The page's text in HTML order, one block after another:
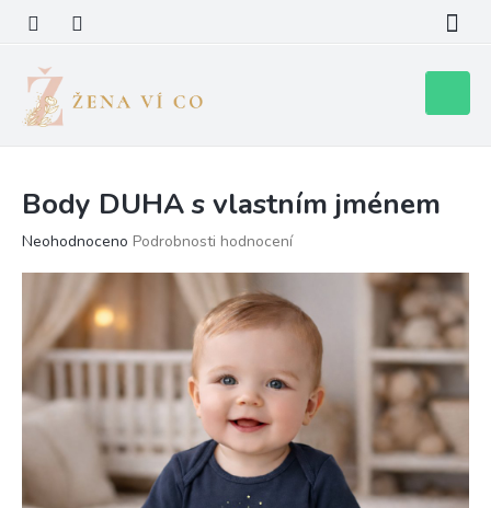
obsah
košík
Body DUHA s vlastním jménem
Průměrné
0,0
5
hvězdiček.
Neohodnoceno Podrobnosti hodnocení